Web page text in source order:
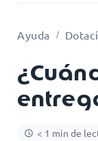
Ayuda
< 1 min de